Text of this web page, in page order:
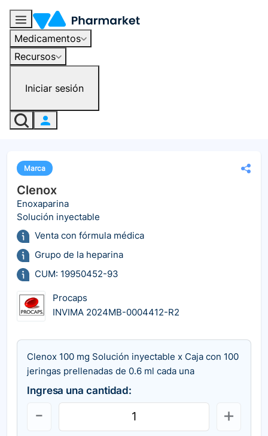
Medicamentos
Recursos
Iniciar sesión
Marca
Clenox
Enoxaparina
Solución inyectable
Venta con fórmula médica
Grupo de la heparina
CUM: 19950452-93
Procaps
INVIMA 2024MB-0004412-R2
Clenox 100 mg Solución inyectable x Caja con 100
jeringas prellenadas de 0.6 ml cada una
Ingresa una cantidad: